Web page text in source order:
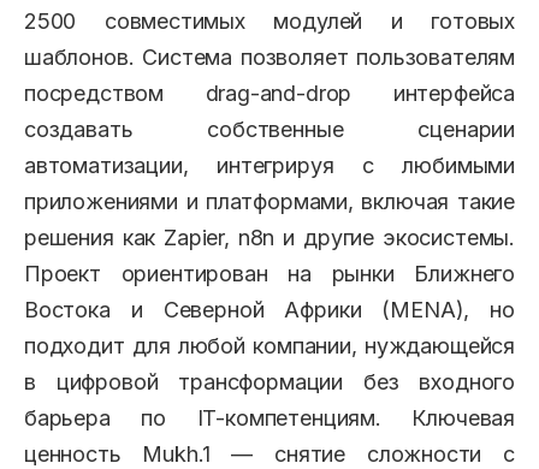
2500 совместимых модулей и готовых
шаблонов. Система позволяет пользователям
посредством drag-and-drop интерфейса
создавать собственные сценарии
автоматизации, интегрируя с любимыми
приложениями и платформами, включая такие
решения как Zapier, n8n и другие экосистемы.
Проект ориентирован на рынки Ближнего
Востока и Северной Африки (MENA), но
подходит для любой компании, нуждающейся
в цифровой трансформации без входного
барьера по IT-компетенциям. Ключевая
ценность Mukh.1 — снятие сложности с